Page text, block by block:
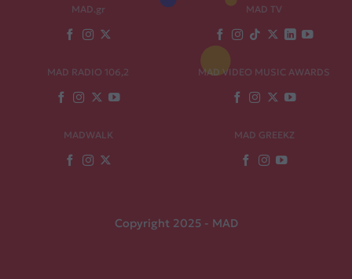
MAD.gr MAD TV
MAD RADIO 106,2 MAD VIDEO MUSIC AWARDS
MADWALK MAD GREEKZ
Copyright 2025 - MAD